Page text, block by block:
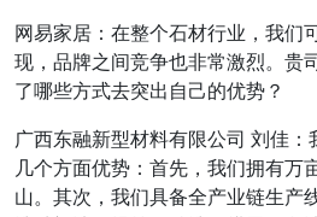
网易家居：在整个石材行业，我们
现，品牌之间竞争也非常激烈。贵
了哪些方式去突出自己的优势？
广西东融新型材料有限公司 刘佳
几个方面优势：首先，我们拥有万
山。其次，我们具备全产业链生产